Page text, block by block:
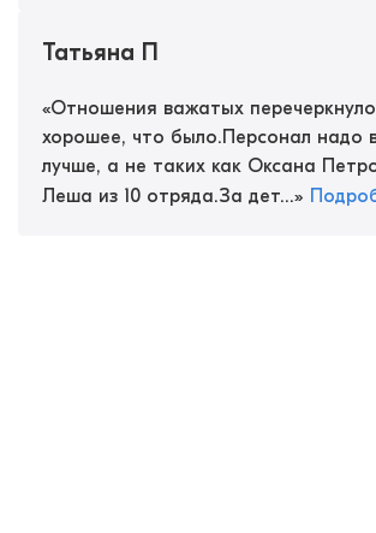
Татьяна П
«Отношения важатых
хорошее, что было.Персонал надо
лучше, а не таких как Оксана
Леша из 10 отряда.За дет...»